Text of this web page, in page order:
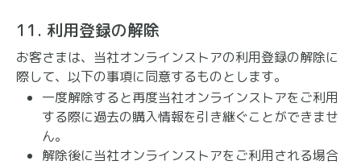
11. 利用登録の解除
お客さまは、当社オンラインストアの利用登録の解除に
際して、以下の事項に同意するものとします。
一度解除すると再度当社オンラインストアをご利用
する際に過去の購入情報を引き継ぐことができませ
ん。
解除後に当社オンラインストアをご利用される場合